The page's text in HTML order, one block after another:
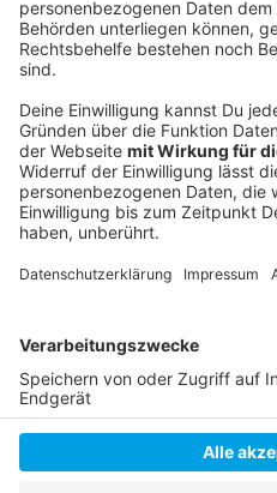
Folge uns für mehr
Anzeige
Instagram|Facebook|
Anzeige
Anzeige